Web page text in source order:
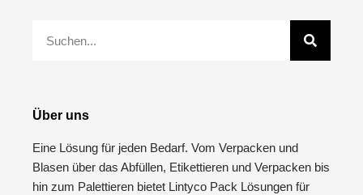
Über uns
Eine Lösung für jeden Bedarf. Vom Verpacken und
Blasen über das Abfüllen, Etikettieren und Verpacken bis
hin zum Palettieren bietet Lintyco Pack Lösungen für